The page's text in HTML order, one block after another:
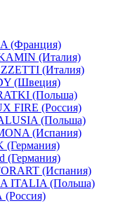
(Франция)
(Италия)
(Италия)
(Швеция)
(Польша)
FIRE (Россия)
(Польша)
(Испания)
(Германия)
(Испания)
ITALIA (Польша)